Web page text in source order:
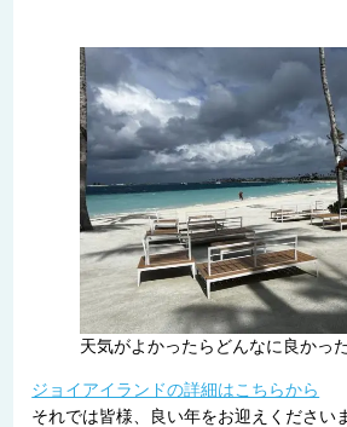
天気がよかったらどんなに良かっ
ジョイアイランドの詳細はこちらから
それでは皆様、良い年をお迎えください